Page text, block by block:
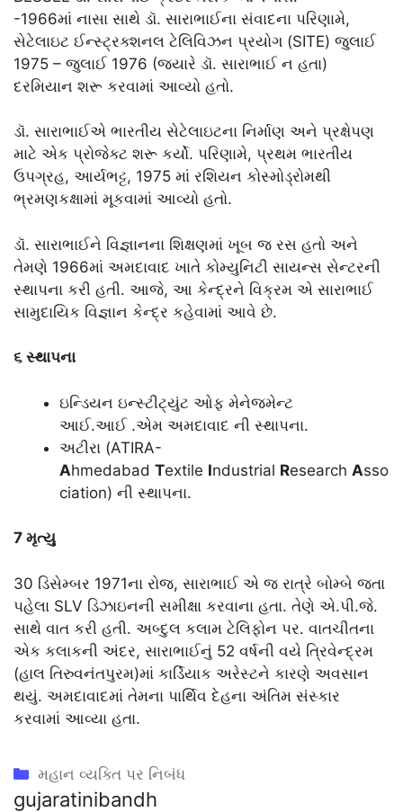
-1966માં નાસા સાથે ડૉ. સારાભાઈના સંવાદના પરિણામે,
સેટેલાઇટ ઈન્સ્ટ્રક્શનલ ટેલિવિઝન પ્રયોગ (SITE) જુલાઈ
1975 – જુલાઈ 1976 (જ્યારે ડૉ. સારાભાઈ ન હતા)
દરમિયાન શરૂ કરવામાં આવ્યો હતો.
ડૉ. સારાભાઈએ ભારતીય સેટેલાઇટના નિર્માણ અને પ્રક્ષેપણ
માટે એક પ્રોજેક્ટ શરૂ કર્યો. પરિણામે, પ્રથમ ભારતીય
ઉપગ્રહ, આર્યભટ્ટ, 1975 માં રશિયન કોસ્મોડ્રોમથી
ભ્રમણકક્ષામાં મૂકવામાં આવ્યો હતો.
ડૉ. સારાભાઈને વિજ્ઞાનના શિક્ષણમાં ખૂબ જ રસ હતો અને
તેમણે 1966માં અમદાવાદ ખાતે કોમ્યુનિટી સાયન્સ સેન્ટરની
સ્થાપના કરી હતી. આજે, આ કેન્દ્રને વિક્રમ એ સારાભાઈ
સામુદાયિક વિજ્ઞાન કેન્દ્ર કહેવામાં આવે છે.
૬ સ્થાપના
ઇન્ડિયન ઇન્સ્ટીટ્યુંટ ઓફ મેનેજમેન્ટ
આઈ.આઈ .એમ અમદાવાદ ની સ્થાપના.
અટીરા (ATIRA-
Ahmedabad Textile Industrial Research Asso
ciation) ની સ્થાપના.
7 મૃત્યુ
30 ડિસેમ્બર 1971ના રોજ, સારાભાઈ એ જ રાત્રે બોમ્બે જતા
પહેલા SLV ડિઝાઇનની સમીક્ષા કરવાના હતા. તેણે એ.પી.જે.
સાથે વાત કરી હતી. અબ્દુલ કલામ ટેલિફોન પર. વાતચીતના
એક કલાકની અંદર, સારાભાઈનું 52 વર્ષની વયે ત્રિવેન્દ્રમ
(હાલ તિરુવનંતપુરમ)માં કાર્ડિયાક અરેસ્ટને કારણે અવસાન
થયું. અમદાવાદમાં તેમના પાર્થિવ દેહના અંતિમ સંસ્કાર
કરવામાં આવ્યા હતા.
Categories
મહાન વ્યક્તિ પર નિબંધ
gujaratinibandh